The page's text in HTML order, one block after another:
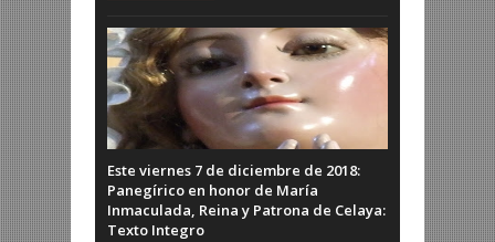
Este viernes 7 de diciembre de 2018:
Panegírico en honor de María
Inmaculada, Reina y Patrona de Celaya:
Texto Integro